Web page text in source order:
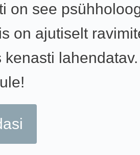
on see
on ajutiselt
kenasti